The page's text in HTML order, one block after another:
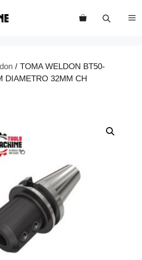
/ TOMA WELDON BT50-
DIAMETRO 32MM CH